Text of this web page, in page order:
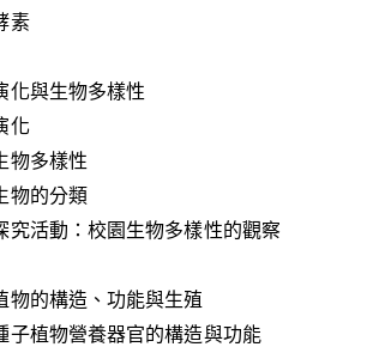
素
與生物多樣性
化
多樣性
的分類
活動：校園生物多樣性的觀察
的構造、功能與生殖
植物營養器官的構造與功能